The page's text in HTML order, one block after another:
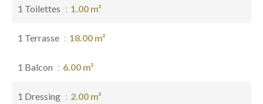
1 Toilettes 1.00 m²
1 Terrasse 18.00 m²
1 Balcon 6.00 m²
1 Dressing 2.00 m²